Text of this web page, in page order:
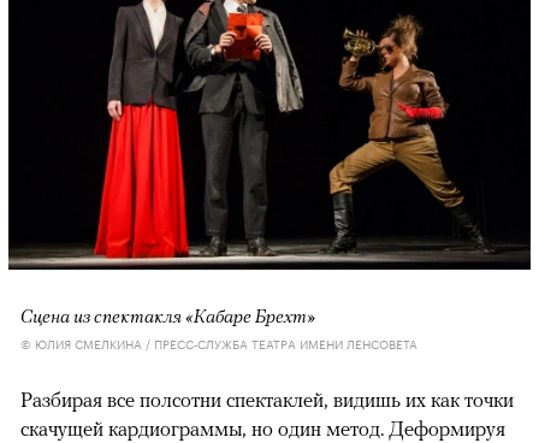
Сцена из спектакля «Кабаре Брехт»
© ЮЛИЯ СМЕЛКИНА / ПРЕСС-СЛУЖБА ТЕАТРА ИМЕНИ ЛЕНСОВЕТА
Разбирая все полсотни спектаклей, видишь их как точки
скачущей кардиограммы, но один метод. Деформируя